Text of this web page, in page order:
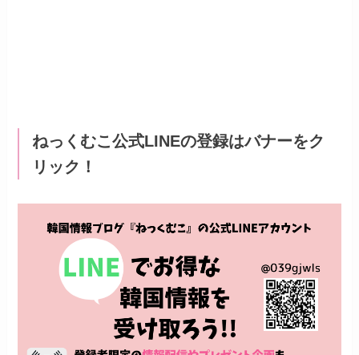
ねっくむこ公式LINEの登録はバナーをク
リック！